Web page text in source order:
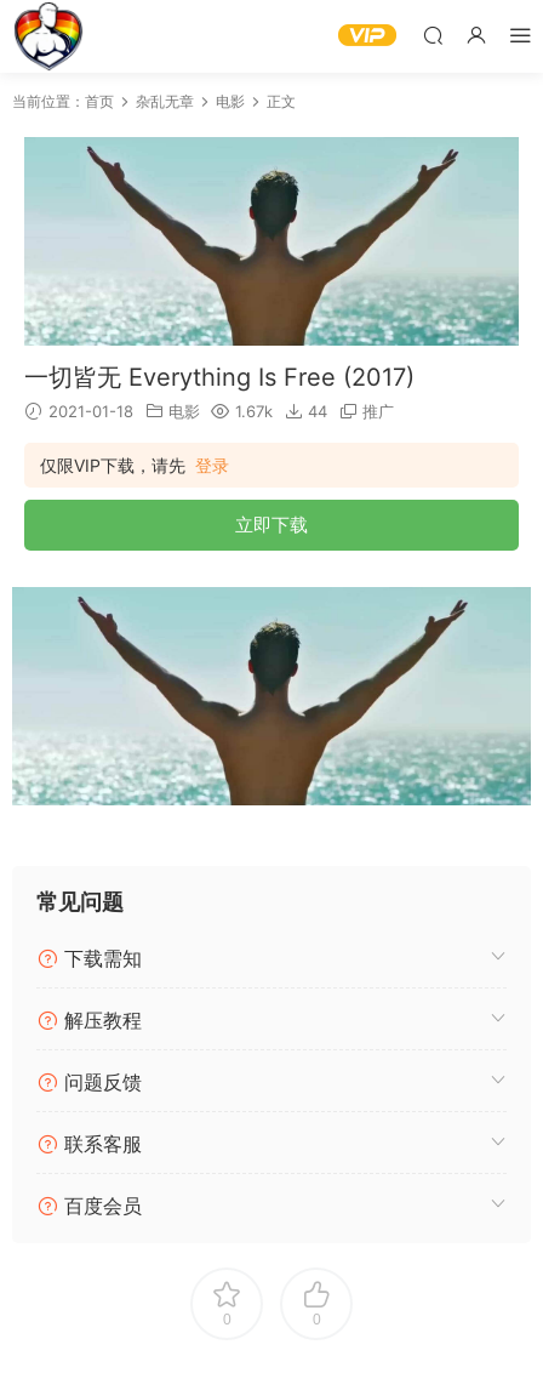
当前位置： 首页 杂乱无章 电影 正文
一切皆无 Everything Is Free (2017)
2021-01-18 电影 1.67k 44 推广
仅限VIP下载，请先 登录
立即下载
常见问题
下载需知
解压教程
问题反馈
联系客服
百度会员
0 0